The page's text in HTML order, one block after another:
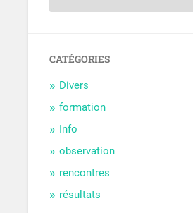
CATÉGORIES
Divers
formation
Info
observation
rencontres
résultats